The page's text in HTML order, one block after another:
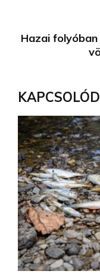
Hazai